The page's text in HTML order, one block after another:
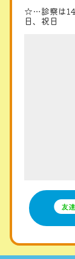
☆…診察は14
日、祝日